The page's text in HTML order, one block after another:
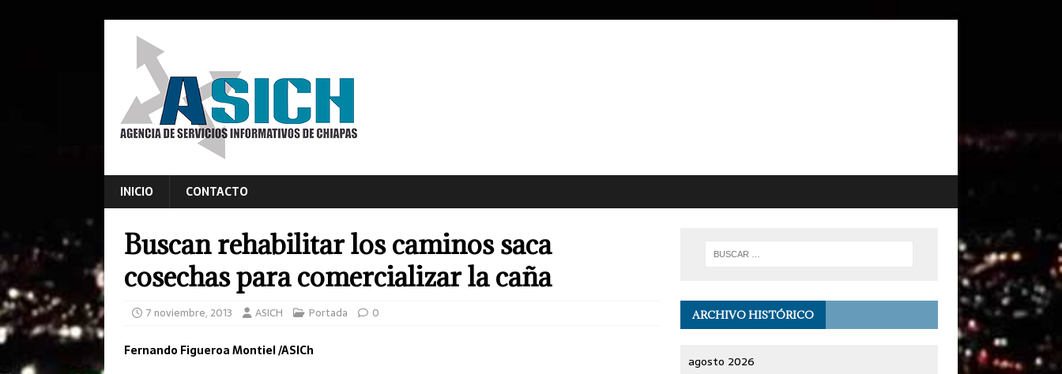
INICIO CONTACTO
Buscan rehabilitar los caminos saca
cosechas para comercializar la caña
7 noviembre, 2013 ASICH Portada 0
Fernando Figueroa Montiel /ASICh
ARCHIVO HISTÓRICO
agosto 2026